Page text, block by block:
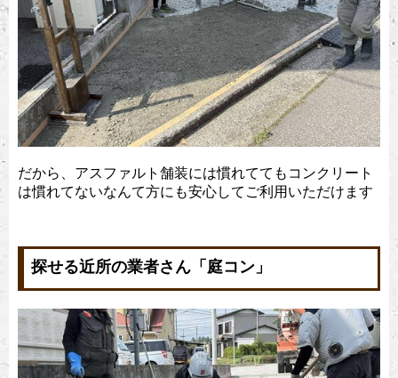
だから、アスファルト舗装には慣れててもコンクリート
は慣れてないなんて方にも安心してご利用いただけます
探せる近所の業者さん「庭コン」